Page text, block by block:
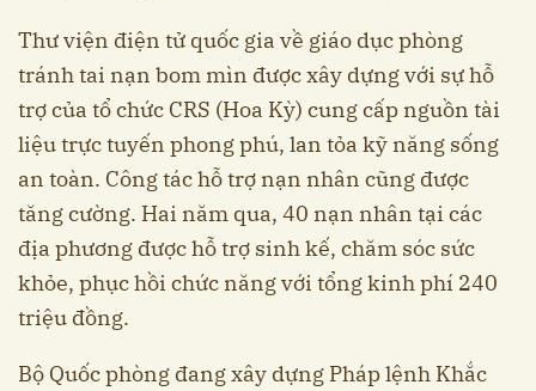
Thư viện điện tử quốc gia về giáo dục phòng
tránh tai nạn bom mìn được xây dựng với sự hỗ
trợ của tổ chức CRS (Hoa Kỳ) cung cấp nguồn tài
liệu trực tuyến phong phú, lan tỏa kỹ năng sống
an toàn. Công tác hỗ trợ nạn nhân cũng được
tăng cường. Hai năm qua, 40 nạn nhân tại các
địa phương được hỗ trợ sinh kế, chăm sóc sức
khỏe, phục hồi chức năng với tổng kinh phí 240
triệu đồng.
Bộ Quốc phòng đang xây dựng Pháp lệnh Khắc